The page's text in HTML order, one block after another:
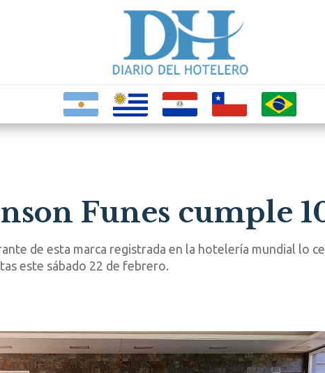
Funes cumple
de esta marca registrada en la hotelería mundial lo
este sábado 22 de febrero.